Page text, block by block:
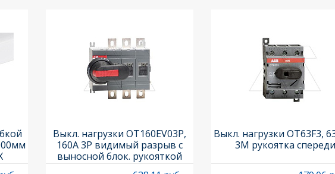
Выкл. нагрузки OT160EV03P,
160A 3P видимый разрыв с
выносной блок. рукояткой
OHB65J6 и осью OXP6X210
Выкл. нагрузки OT63F3,
3M рукоятка спереди